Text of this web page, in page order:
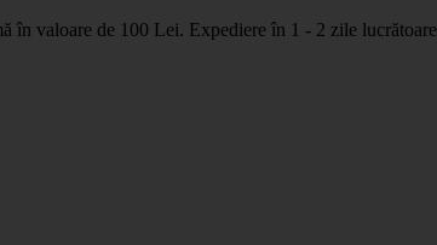
în valoare de 100 Lei. Expediere în 1 - 2 zile